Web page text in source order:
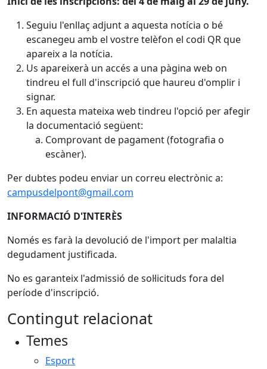
Seguiu l'enllaç adjunt a aquesta notícia o bé
escanegeu amb el vostre telèfon el codi QR que
apareix a la notícia.
Us apareixerà un accés a una pàgina web on
tindreu el full d'inscripció que haureu d'omplir i
signar.
En aquesta mateixa web tindreu l'opció per afegir
la documentació següent:
Comprovant de pagament (fotografia o
escàner).
Per dubtes podeu enviar un correu electrònic a:
campusdelpont@gmail.com
INFORMACIÓ D'INTERÈS
Només es farà la devolució de l'import per malaltia
degudament justificada.
No es garanteix l'admissió de sol·licituds fora del
període d'inscripció.
Contingut relacionat
Temes
Esport